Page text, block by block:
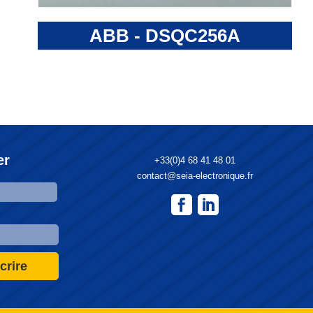
ABB - DSQC256A
+33(0)4 68 41 48 01
contact@seia-electronique.fr